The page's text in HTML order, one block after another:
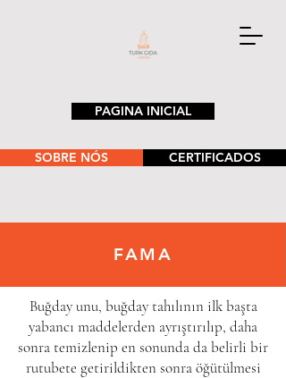
PAGINA INICIAL
SOBRE NÓS CERTIFICADOS
FAMA
Buğday unu, buğday tahılının ilk başta
yabancı maddelerden ayrıştırılıp, daha
sonra temizlenip en sonunda da belirli bir
rutubete getirildikten sonra öğütülmesi